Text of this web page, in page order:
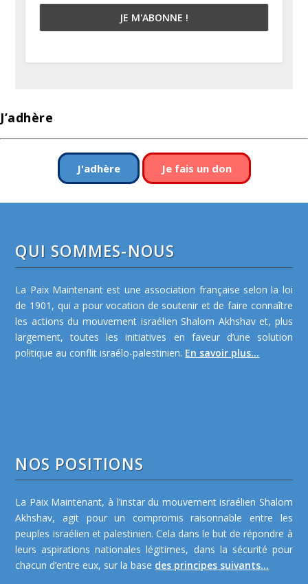
J’adhère
J'adhère Je fais un don
QUI SOMMES-NOUS
La Paix Maintenant est une association française selon la loi
de 1901, qui a pour vocation de soutenir et de faire connaître
les actions du mouvement israélien Shalom Akhshav et, plus
largement, toutes les initiatives en faveur d’une solution
politique au conflit israélo-palestinien. En savoir plus...
NOS POSITIONS
La Paix Maintenant, à l’instar du mouvement israélien Shalom
Akhshav, agit pour un compromis raisonnable entre les
peuples israélien et palestinien. Cela dans le but de répondre à
leurs aspirations nationales légitimes, dans la sécurité pour
chacun d’entre eux, sur la base des principes suivants...